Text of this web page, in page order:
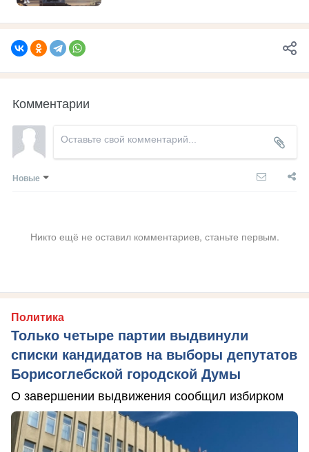
Комментарии
Новые
Никто ещё не оставил комментариев, станьте первым.
Политика
Только четыре партии выдвинули
списки кандидатов на выборы депутатов
Борисоглебской городской Думы
О завершении выдвижения сообщил избирком